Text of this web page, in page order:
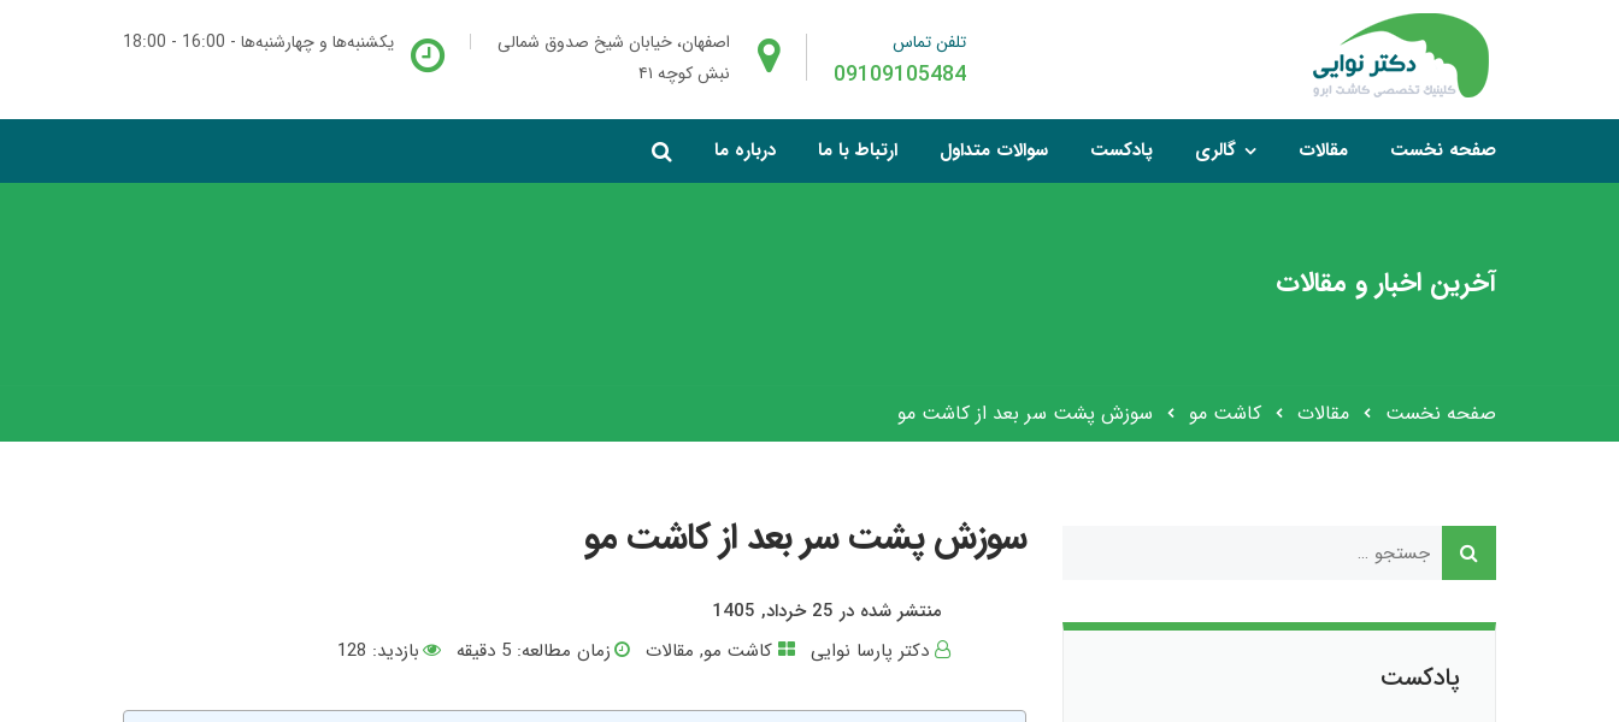
یکشنبه‌ها و چهارشنبه‌ها - 16:00 - 18:00
اصفهان، خیابان شیخ صدوق شمالی
نبش کوچه ۴۱
تلفن تماس
09109105484
صفحه نخست مقالات گالری پادکست سوالات متداول ارتباط با ما درباره ما
آخرین اخبار و مقالات
صفحه نخست مقالات کاشت مو سوزش پشت سر بعد از کاشت مو
سوزش پشت سر بعد از کاشت مو
منتشر شده در 25 خرداد, 1405
دکتر پارسا نوایی
کاشت مو, مقالات زمان مطالعه: 5 دقیقه بازدید: 128
پادکست